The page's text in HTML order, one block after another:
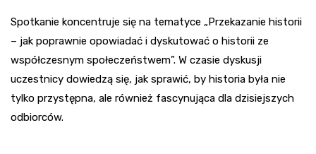
Spotkanie koncentruje się na tematyce „Przekazanie historii
– jak poprawnie opowiadać i dyskutować o historii ze
współczesnym społeczeństwem”. W czasie dyskusji
uczestnicy dowiedzą się, jak sprawić, by historia była nie
tylko przystępna, ale również fascynująca dla dzisiejszych
odbiorców.